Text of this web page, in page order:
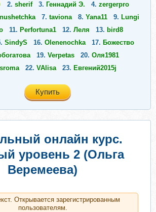
2. sherif 3. Геннадий Э. 4. zergerpro
nushetchka 7. taviona 8. Yana11 9. Lungi
11. Perfortuna1 12. Леля 13. bird8
SindyS 16. Olenenochka 17. Божество
19. Verpetas 20. Оля1981
22. VAlisa 23. Евгений2015j
Купить
онлайн курс.
уровень 2 (Ольга
Веремеева)
Открывается зарегистрированным
пользователям.